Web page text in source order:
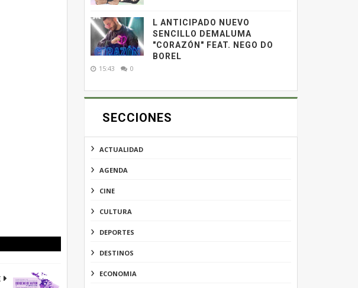
L ANTICIPADO NUEVO
SENCILLO DEMALUMA
"CORAZÓN" FEAT. NEGO DO
BOREL
15:43 0
SECCIONES
ACTUALIDAD
AGENDA
CINE
CULTURA
DEPORTES
DESTINOS
ECONOMIA